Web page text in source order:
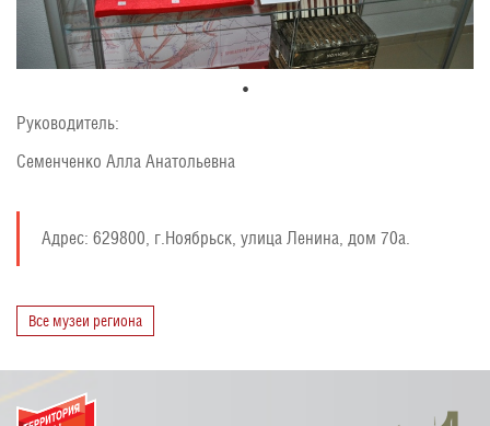
Руководитель:
Семенченко Алла Анатольевна
Адрес: 629800, г.Ноябрьск, улица Ленина, дом 70а.
Все музеи региона